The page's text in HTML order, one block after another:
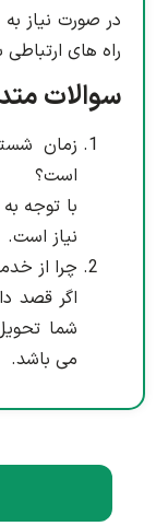
در صورت نیاز
راه های
سوالات
زمان
است؟
نیاز است.
چرا از
اگر قصد
شما
می باشد.